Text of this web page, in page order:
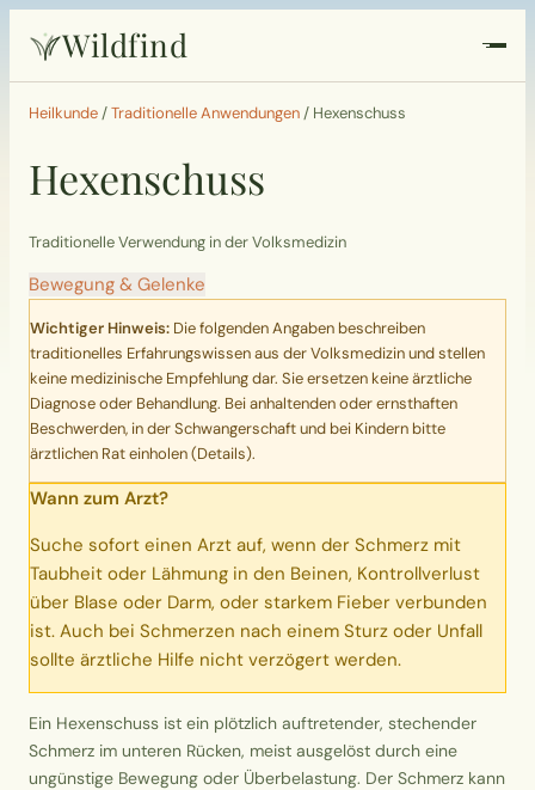
Wildfind
Startseite
Pflanzen
Rezepte
Garten
Quiz
Suche
Erntekorb
Sammelkalender
Blüten-Finder
Phänologie-Radar
Heilkunde /Traditionelle Anwendungen / Hexenschuss
Hexenschuss
Traditionelle Verwendung in der Volksmedizin
Bewegung & Gelenke
Wichtiger Hinweis: Die folgenden Angaben beschreiben
traditionelles Erfahrungswissen aus der Volksmedizin und stellen
keine medizinische Empfehlung dar. Sie ersetzen keine ärztliche
Diagnose oder Behandlung. Bei anhaltenden oder ernsthaften
Beschwerden, in der Schwangerschaft und bei Kindern bitte
ärztlichen Rat einholen (Details).
Wann zum Arzt?
Suche sofort einen Arzt auf, wenn der Schmerz mit
Taubheit oder Lähmung in den Beinen, Kontrollverlust
über Blase oder Darm, oder starkem Fieber verbunden
ist. Auch bei Schmerzen nach einem Sturz oder Unfall
sollte ärztliche Hilfe nicht verzögert werden.
Ein Hexenschuss ist ein plötzlich auftretender, stechender
Schmerz im unteren Rücken, meist ausgelöst durch eine
ungünstige Bewegung oder Überbelastung. Der Schmerz kann